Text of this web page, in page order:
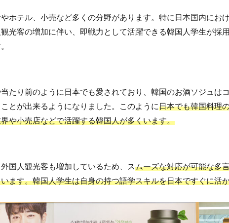
ホテル、小売など多くの分野があります。特に日本国内におけ
光客の増加に伴い、即戦力として活躍できる韓国人学生が採用
たり前のように日本でも愛されており、韓国のお酒ソジュはコ
とが出来るようになりました。このように日本でも韓国料理
や小売店などで活躍する韓国人が多くいます。
国人観光客も増加しているため、スムーズな対応が可能な多
ます。韓国人学生は自身の持つ語学スキルを日本ですぐに活